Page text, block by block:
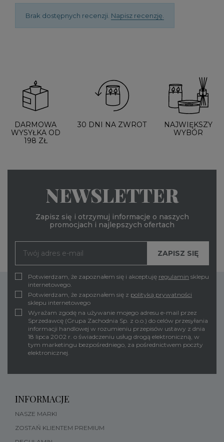
Brak dostępnych recenzji. Napisz recenzję.
DARMOWA
WYSYŁKA OD
198 ZŁ
30 DNI NA ZWROT
NAJWIĘKSZY
WYBÓR
NEWSLETTER
Zapisz się i otrzymuj informacje o naszych
promocjach i najlepszych ofertach
Potwierdzam, że zapoznałem się i akceptuję regulamin sklepu
internetowego.
Potwierdzam, że zapoznałem się z polityką prywatności
sklepu internetowego
Wyrażam zgodę na używanie mojego adresu e-mail przez
Sprzedawcę (Grupa Zachodnia Sp. z o.o.) do celów przesyłania
informacji handlowej w rozumieniu przepisów ustawy z dnia
18 lipca 2002 r. o świadczeniu usług drogą elektroniczną, w
tym marketingu bezpośredniego, za pośrednictwem poczty
elektronicznej.
INFORMACJE
NASZE MARKI
ZOSTAŃ KLIENTEM PREMIUM